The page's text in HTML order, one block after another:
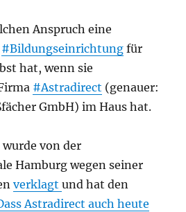
Anspruch eine
#Bildungseinrichtung für
hat, wenn sie
#Astradirect (genauer:
GmbH) im Haus hat.
von der
Hamburg wegen seiner
verklagtund hat den
Astradirect auch heute